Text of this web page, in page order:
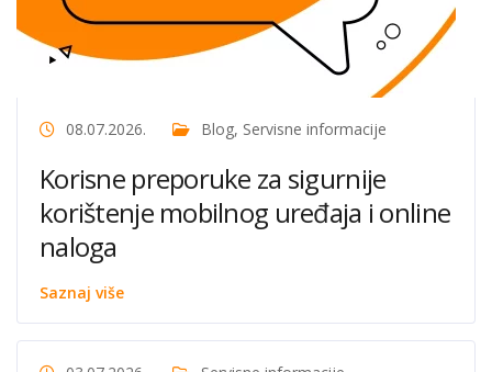
08.07.2026. Blog, Servisne informacije
Korisne preporuke za sigurnije
korištenje mobilnog uređaja i online
naloga
Saznaj više